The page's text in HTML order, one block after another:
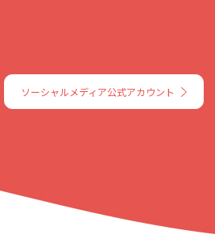
ソーシャルメディア公式アカウント